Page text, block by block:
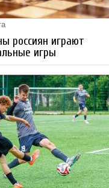
россиян играют
игры